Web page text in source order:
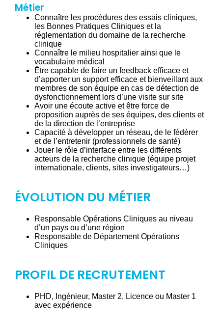
Métier
Connaître les procédures des essais cliniques,
les Bonnes Pratiques Cliniques et la
réglementation du domaine de la recherche
clinique
Connaître le milieu hospitalier ainsi que le
vocabulaire médical
Être capable de faire un feedback efficace et
d’apporter un support efficace et bienveillant aux
membres de son équipe en cas de détection de
dysfonctionnement lors d’une visite sur site
Avoir une écoute active et être force de
proposition auprès de ses équipes, des clients et
de la direction de l’entreprise
Capacité à développer un réseau, de le fédérer
et de l’entretenir (professionnels de santé)
Jouer le rôle d’interface entre les différents
acteurs de la recherche clinique (équipe projet
internationale, clients, sites investigateurs…)
ÉVOLUTION DU MÉTIER
Responsable Opérations Cliniques au niveau
d’un pays ou d’une région
Responsable de Département Opérations
Cliniques
PROFIL DE RECRUTEMENT
PHD, Ingénieur, Master 2, Licence ou Master 1
avec expérience